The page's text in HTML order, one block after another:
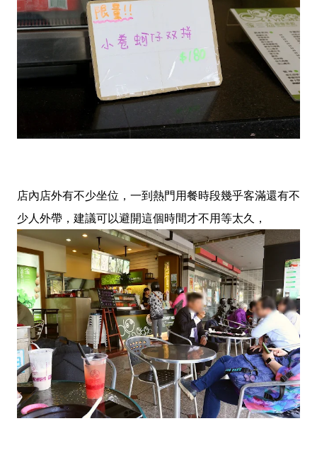
店內店外有不少坐位，一到熱門用餐時段幾乎客滿還有不
少人外帶，建議可以避開這個時間才不用等太久，